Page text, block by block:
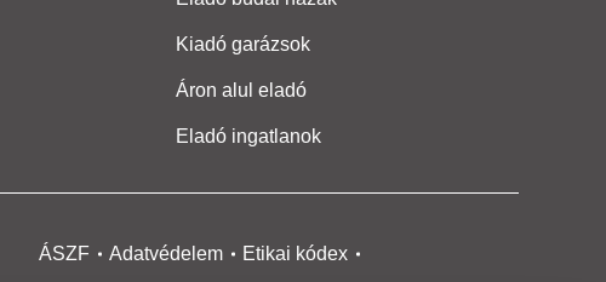
Kiadó garázsok
Áron alul eladó
Eladó ingatlanok
ÁSZF Adatvédelem Etikai kódex